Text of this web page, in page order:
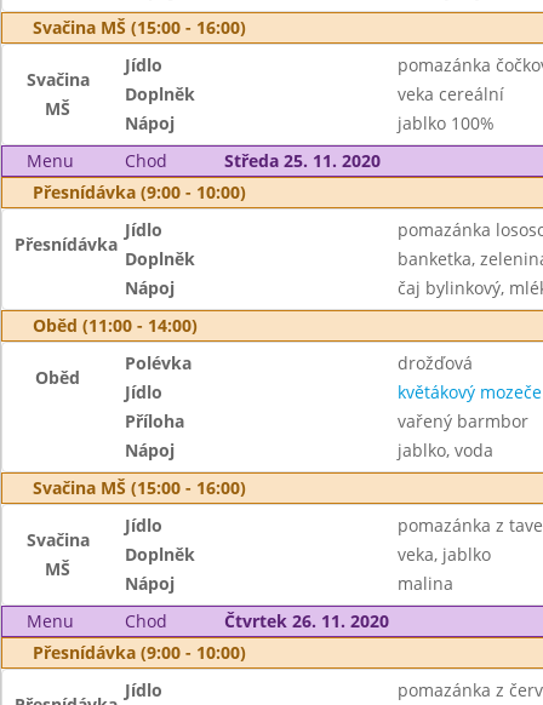
Svačina MŠ (15:00 - 16:00)
Svačina
MŠ
Jídlo
pomazánka
Doplněk
veka cereální
Nápoj
jablko 100%
Menu
Chod
Středa 25. 11. 2020
Přesnídávka (9:00 - 10:00)
Přesnídávka
Jídlo
pomazánka
Doplněk
banketka,
Nápoj
čaj bylinkový,
Oběd (11:00 - 14:00)
Oběd
Polévka
drožďová
Jídlo
květákový
Příloha
vařený barmbor
Nápoj
jablko, voda
Svačina MŠ (15:00 - 16:00)
Svačina
MŠ
Jídlo
pomazánka z
Doplněk
veka, jablko
Nápoj
malina
Menu
Chod
Čtvrtek 26. 11. 2020
Přesnídávka (9:00 - 10:00)
Jídlo pomazánka z